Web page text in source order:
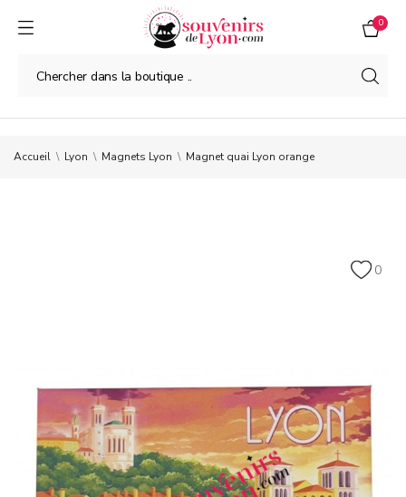
0
Accueil Lyon Magnets Lyon Magnet quai Lyon orange
0